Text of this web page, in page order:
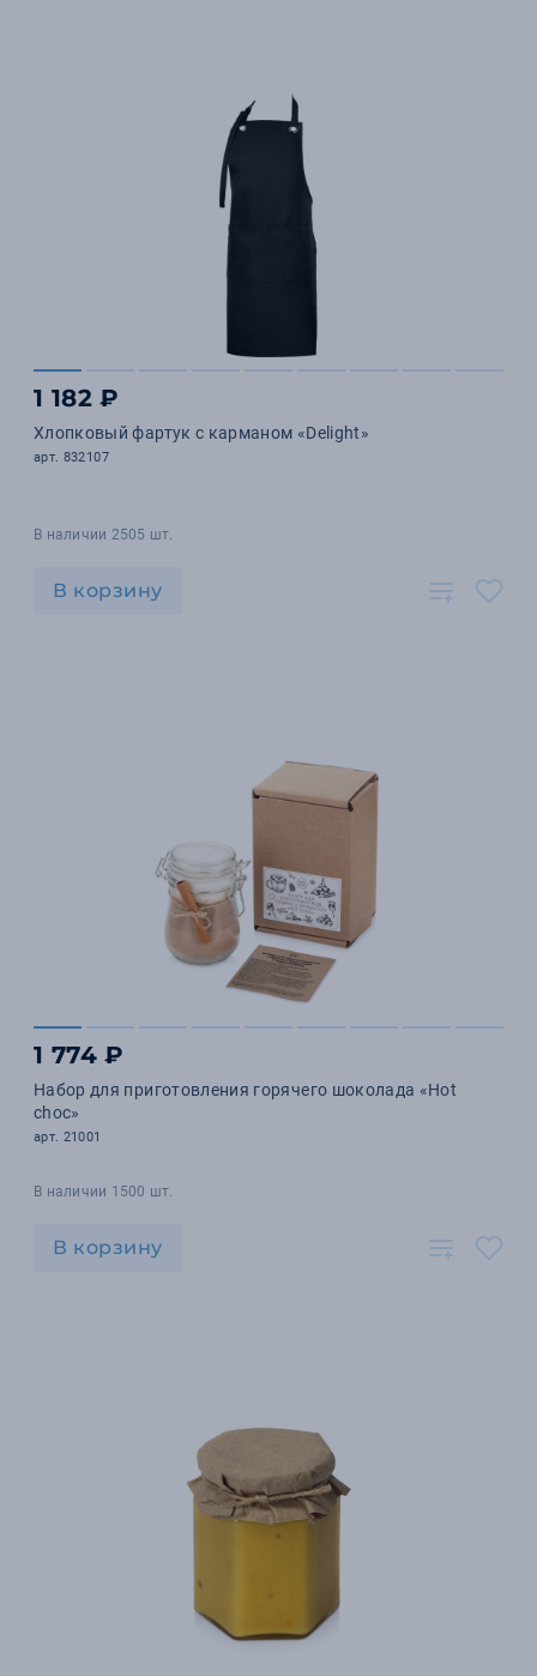
1 182 ₽
Хлопковый фартук с карманом «Delight»
арт. 832107
В наличии 2505 шт.
В корзину
1 774 ₽
Набор для приготовления горячего шоколада «Hot
choc»
арт. 21001
В наличии 1500 шт.
В корзину